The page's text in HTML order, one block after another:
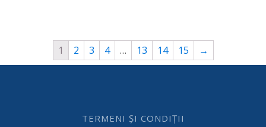
1 2 3 4 … 13 14 15 →
TERMENI ȘI CONDIȚII